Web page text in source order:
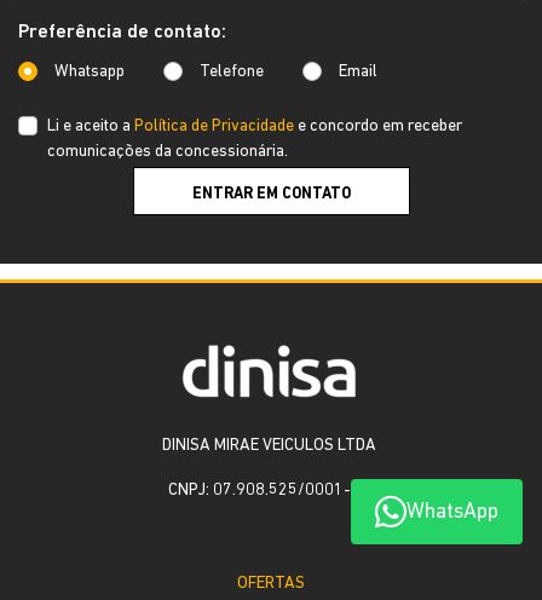
Preferência de contato:
Whatsapp Telefone Email
Li e aceito a Política de Privacidade e concordo em receber
comunicações da concessionária.
ENTRAR EM CONTATO
WhatsApp
DINISA MIRAE VEICULOS LTDA
CNPJ: 07.908.525/0001-79
OFERTAS